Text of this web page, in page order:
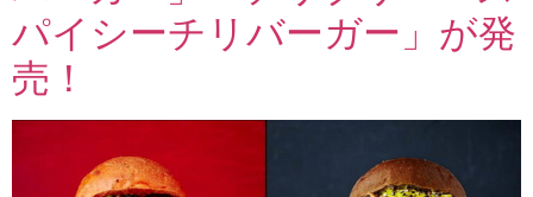
パイシーチリバーガー」が発
売！